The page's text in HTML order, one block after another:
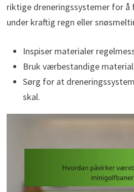
riktige dreneringssystemer for å
under kraftig regn eller
Inspiser materialer
Bruk værbestandige
Sørg for at
skal.